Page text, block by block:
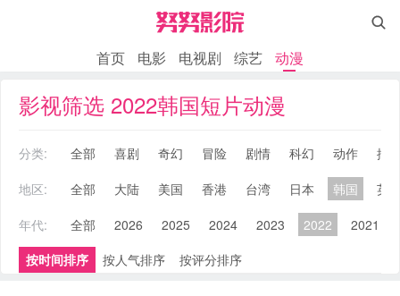

首页 电影 电视剧 综艺 动漫
影视筛选 2022韩国短片动漫
分类: 全部 喜剧 奇幻 冒险 剧情 科幻 动作
搞
地区:
全部 大陆 美国 香港 台湾 日本 韩国
英
年代:
全部 2026 2025 2024 2023 2022 2021
按时间排序
按人气排序 按评分排序